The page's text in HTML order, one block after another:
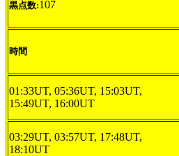
黒点数:107
時間
01:33UT, 05:36UT, 15:03UT,
15:49UT, 16:00UT
03:29UT, 03:57UT, 17:48UT,
18:10UT